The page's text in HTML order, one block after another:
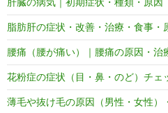
脂肪肝の症状・改善・治療・食事・
腰痛（腰が痛い）｜腰痛の原因・治
花粉症の症状（目・鼻・のど）チェ
薄毛や抜け毛の原因（男性・女性）